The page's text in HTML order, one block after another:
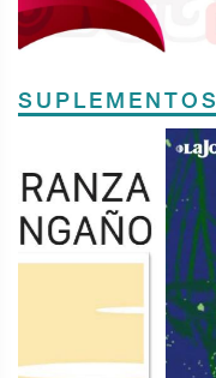
SUPLEMENTOS